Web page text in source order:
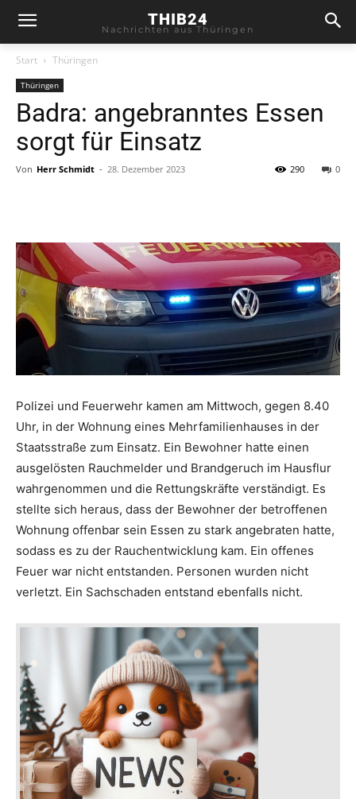
THIB24
Nachrichten aus Thüringen
Start Thüringen
Thüringen
Badra: angebranntes Essen
sorgt für Einsatz
Von Herr Schmidt - 28. Dezember 2023 0
290
Polizei und Feuerwehr kamen am Mittwoch, gegen 8.40
Uhr, in der Wohnung eines Mehrfamilienhauses in der
Staatsstraße zum Einsatz. Ein Bewohner hatte einen
ausgelösten Rauchmelder und Brandgeruch im Hausflur
wahrgenommen und die Rettungskräfte verständigt. Es
stellte sich heraus, dass der Bewohner der betroffenen
Wohnung offenbar sein Essen zu stark angebraten hatte,
sodass es zu der Rauchentwicklung kam. Ein offenes
Feuer war nicht entstanden. Personen wurden nicht
verletzt. Ein Sachschaden entstand ebenfalls nicht.